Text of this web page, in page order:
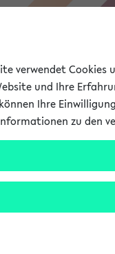
Ihre
verwendet
und Ihre
Ihre
zu den